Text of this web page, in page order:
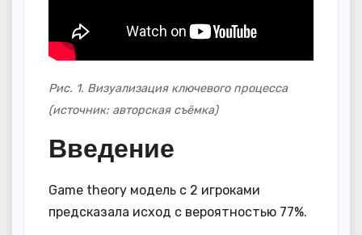
Рис. 1. Визуализация ключевого процесса
(источник: авторская съёмка)
Введение
Game theory модель с 2 игроками
предсказала исход с вероятностью 77%.